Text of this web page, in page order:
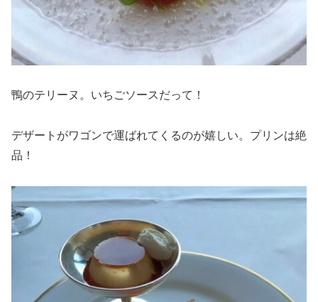
鴨のテリーヌ。いちごソースだって！
デザートがワゴンで運ばれてくるのが嬉しい。プリンは絶
品！